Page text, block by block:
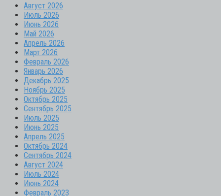
Август 2026
Июль 2026
Июнь 2026
Май 2026
Апрель 2026
Март 2026
Февраль 2026
Январь 2026
Декабрь 2025
Ноябрь 2025
Октябрь 2025
Сентябрь 2025
Июль 2025
Июнь 2025
Апрель 2025
Октябрь 2024
Сентябрь 2024
Август 2024
Июль 2024
Июнь 2024
Февраль 2023